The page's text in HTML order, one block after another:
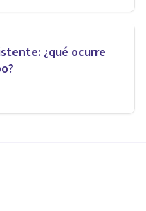
¿qué ocurre